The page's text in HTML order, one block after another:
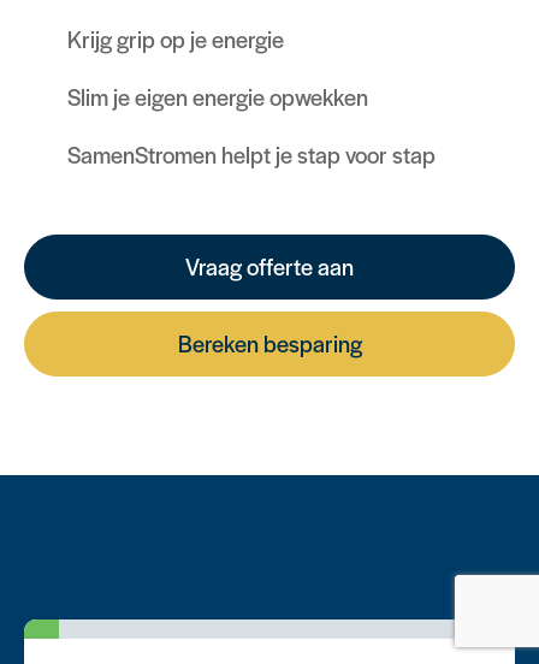
Krijg grip op je energie
Slim je eigen energie opwekken
SamenStromen helpt je stap voor stap
Vraag offerte aan
Bereken besparing